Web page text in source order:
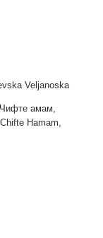
Veljanoska
Чифте амам,
Hamam,